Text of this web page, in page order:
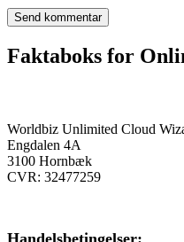
Faktaboks for
Worldbiz Unlimited Cloud
Engdalen 4A
3100 Hornbæk
CVR: 32477259